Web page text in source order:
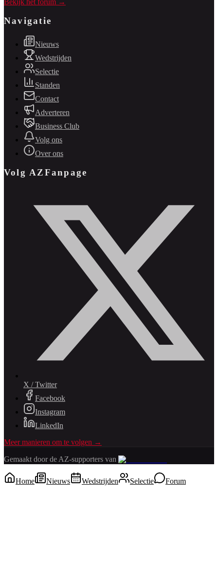
Navigatie
Nieuws
Wedstrijden
Selectie
Standen
Contact
Adverteren
Business Club
Volg ons
Over ons
Volg AZFanpage
X / Twitter
Facebook
Instagram
LinkedIn
Meer manieren om te volgen →
Gemaakt door de AZ-supporters van
Home Nieuws Wedstrijden Selectie Forum